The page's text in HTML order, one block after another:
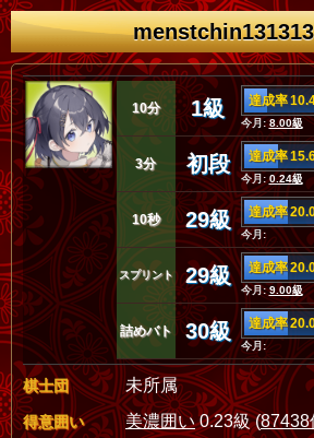
10分 1級 達成率
今月:8.00級
3分 初段 達成率
今月:0.24級
10秒 29級 達成率
今月:
スプリント 29級 達成率
今月:9.00級
詰めバト 30級 達成率
今月:
棋士団 未所属
得意囲い 美濃囲い0.23級 (87438